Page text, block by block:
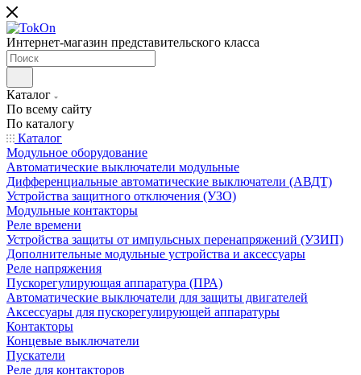
Интернет-магазин представительского класса
Каталог
По всему сайту
По каталогу
Каталог
Модульное оборудование
Автоматические выключатели модульные
Дифференциальные автоматические выключатели (АВДТ)
Устройства защитного отключения (УЗО)
Модульные контакторы
Реле времени
Устройства защиты от импульсных перенапряжений (УЗИП)
Дополнительные модульные устройства и аксессуары
Реле напряжения
Пускорегулирующая аппаратура (ПРА)
Автоматические выключатели для защиты двигателей
Аксессуары для пускорегулирующей аппаратуры
Контакторы
Концевые выключатели
Пускатели
Реле для контакторов